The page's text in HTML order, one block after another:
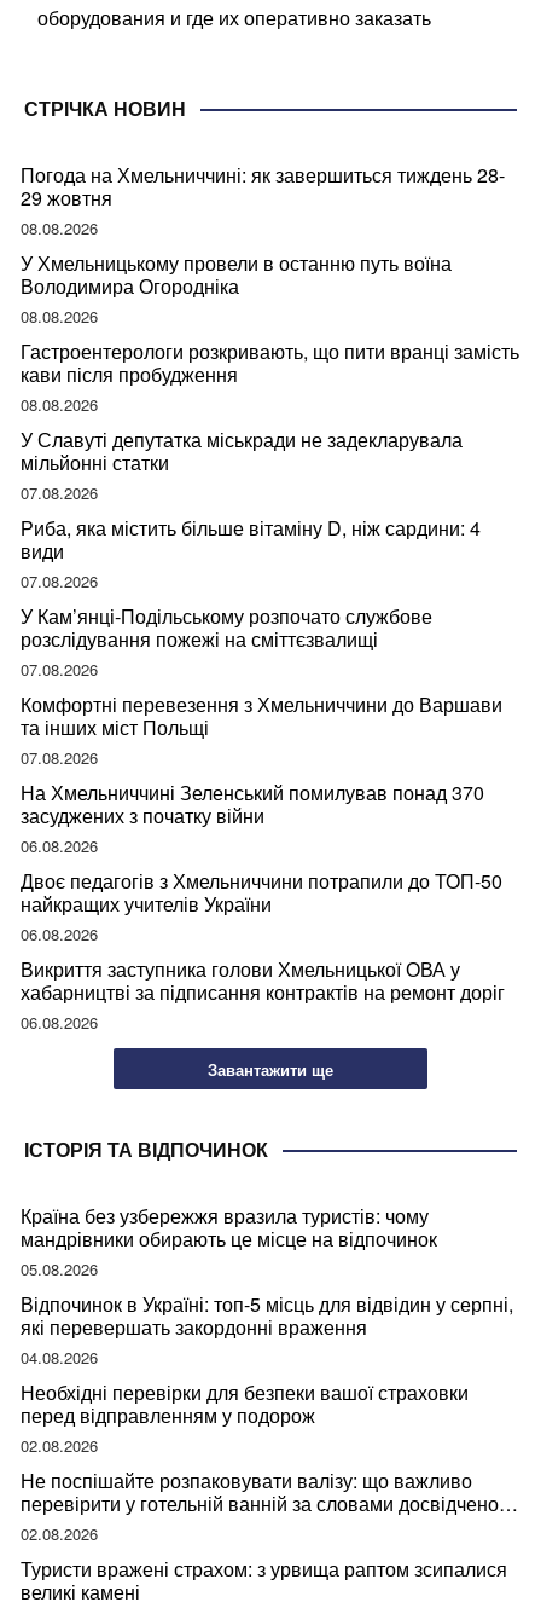
оборудования и где их оперативно заказать
СТРІЧКА НОВИН
Погода на Хмельниччині: як завершиться тиждень 28-
29 жовтня
08.08.2026
У Хмельницькому провели в останню путь воїна
Володимира Огородніка
08.08.2026
Гастроентерологи розкривають, що пити вранці замість
кави після пробудження
08.08.2026
У Славуті депутатка міськради не задекларувала
мільйонні статки
07.08.2026
Риба, яка містить більше вітаміну D, ніж сардини: 4
види
07.08.2026
У Кам’янці-Подільському розпочато службове
розслідування пожежі на сміттєзвалищі
07.08.2026
Комфортні перевезення з Хмельниччини до Варшави
та інших міст Польщі
07.08.2026
На Хмельниччині Зеленський помилував понад 370
засуджених з початку війни
06.08.2026
Двоє педагогів з Хмельниччини потрапили до ТОП-50
найкращих учителів України
06.08.2026
Викриття заступника голови Хмельницької ОВА у
хабарництві за підписання контрактів на ремонт доріг
06.08.2026
Завантажити ще
ІСТОРІЯ ТА ВІДПОЧИНОК
Країна без узбережжя вразила туристів: чому
мандрівники обирають це місце на відпочинок
05.08.2026
Відпочинок в Україні: топ-5 місць для відвідин у серпні,
які перевершать закордонні враження
04.08.2026
Необхідні перевірки для безпеки вашої страховки
перед відправленням у подорож
02.08.2026
Не поспішайте розпаковувати валізу: що важливо
перевірити у готельній ванній за словами досвідченої
мандрівниці
02.08.2026
Туристи вражені страхом: з урвища раптом зсипалися
великі камені